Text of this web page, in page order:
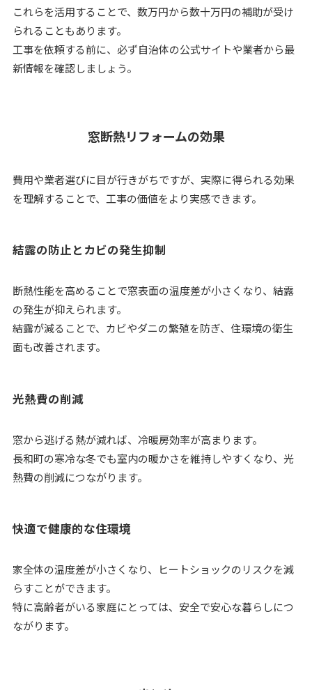
これらを活用することで、数万円から数十万円の補助が受け
られることもあります。
工事を依頼する前に、必ず自治体の公式サイトや業者から最
新情報を確認しましょう。
窓断熱リフォームの効果
費用や業者選びに目が行きがちですが、実際に得られる効果
を理解することで、工事の価値をより実感できます。
結露の防止とカビの発生抑制
断熱性能を高めることで窓表面の温度差が小さくなり、結露
の発生が抑えられます。
結露が減ることで、カビやダニの繁殖を防ぎ、住環境の衛生
面も改善されます。
光熱費の削減
窓から逃げる熱が減れば、冷暖房効率が高まります。
長和町の寒冷な冬でも室内の暖かさを維持しやすくなり、光
熱費の削減につながります。
快適で健康的な住環境
家全体の温度差が小さくなり、ヒートショックのリスクを減
らすことができます。
特に高齢者がいる家庭にとっては、安全で安心な暮らしにつ
ながります。